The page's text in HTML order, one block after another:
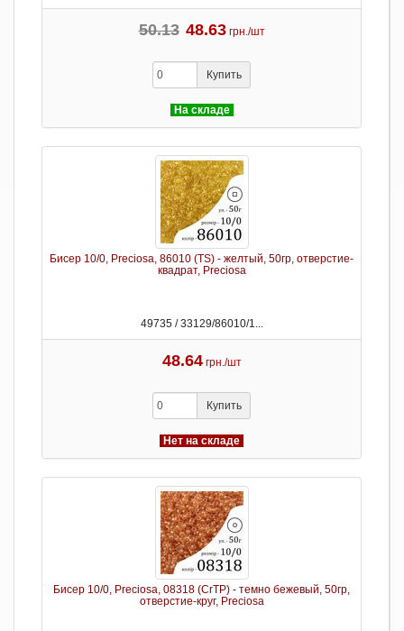
50.13 48.63 грн./шт
Купить
На складе
Бисер 10/0, Preciosa, 86010 (TS) - желтый, 50гр, отверстие-
квадрат, Preciosa
49735 / 33129/86010/1...
48.64 грн./шт
Купить
Нет на складе
Бисер 10/0, Preciosa, 08318 (CrTP) - темно бежевый, 50гр,
отверстие-круг, Preciosa